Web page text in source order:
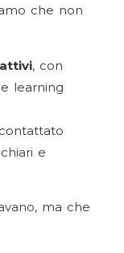
che non
, con
learning
e
ma che